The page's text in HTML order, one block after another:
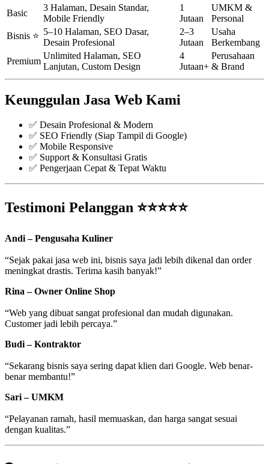
Basic
3 Halaman, Desain Standar,
Mobile Friendly
1
Jutaan
UMKM &
Personal
Bisnis ⭐ 5–10 Halaman, SEO Dasar,
Desain Profesional
2–3
Jutaan
Usaha
Berkembang
Premium
Unlimited Halaman, SEO
Lanjutan, Custom Design
4
Jutaan+
Perusahaan
& Brand
Keunggulan Jasa Web Kami
✅ Desain Profesional & Modern
✅ SEO Friendly (Siap Tampil di Google)
✅ Mobile Responsive
✅ Support & Konsultasi Gratis
✅ Pengerjaan Cepat & Tepat Waktu
Testimoni Pelanggan ⭐⭐⭐⭐⭐
Andi – Pengusaha Kuliner
“Sejak pakai jasa web ini, bisnis saya jadi lebih dikenal dan order
meningkat drastis. Terima kasih banyak!”
Rina – Owner Online Shop
“Web yang dibuat sangat profesional dan mudah digunakan.
Customer jadi lebih percaya.”
Budi – Kontraktor
“Sekarang bisnis saya sering dapat klien dari Google. Web benar-
benar membantu!”
Sari – UMKM
“Pelayanan ramah, hasil memuaskan, dan harga sangat sesuai
dengan kualitas.”